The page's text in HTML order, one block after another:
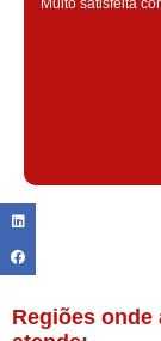
colaoradores
Regiões onde